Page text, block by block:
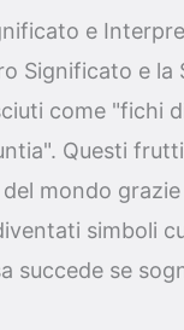
e
Significato e la
come "fichi
Questi
mondo
simboli
succede se